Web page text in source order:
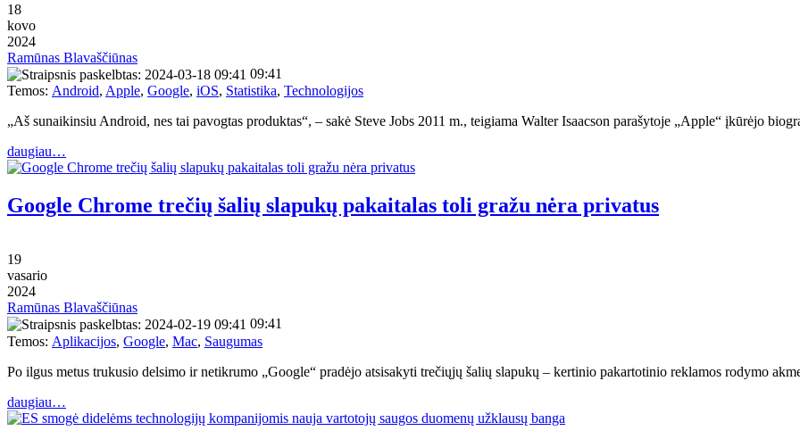
18
kovo
2024
Ramūnas Blavaščiūnas
09:41
Temos: Android, Apple, Google, iOS, Statistika, Technologijos
„Aš sunaikinsiu Android, nes tai pavogtas produktas“, – sakė Steve Jobs 2011 m., teigiama Walter Isaacson parašytoje „Apple“ įkūrėjo
daugiau…
Google Chrome trečių šalių slapukų pakaitalas toli gražu nėra privatus
19
vasario
2024
Ramūnas Blavaščiūnas
09:41
Temos: Aplikacijos, Google, Mac, Saugumas
Po ilgus metus trukusio delsimo ir netikrumo „Google“ pradėjo atsisakyti trečiųjų šalių slapukų – kertinio pakartotinio reklamos rodymo
daugiau…